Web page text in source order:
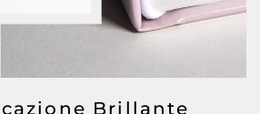
Brillante